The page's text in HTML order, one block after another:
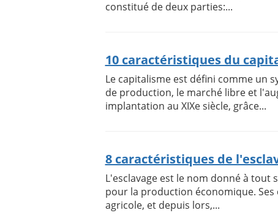
constitué de deux parties:...
10 caractéristiques du
Le capitalisme est défini comme un
de production, le marché libre et
implantation au XIXe siècle, grâce...
8 caractéristiques de
L'esclavage est le nom donné à tout
pour la production économique.
agricole, et depuis lors,...